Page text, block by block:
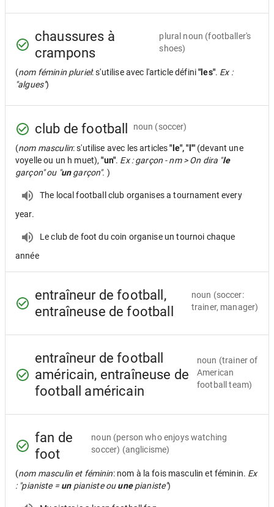
chaussures à
crampons
plural noun (footballer's
shoes)
(nom féminin pluriel: s'utilise avec l'article défini"les". Ex :
"algues")
club de football noun (soccer)
(nom masculin: s'utilise avec les articles"le", "l'" (devant une
voyelle ou un h muet),"un". Ex : garçon - nm > On dira "le
garçon" ou "ungarçon". )
The local football club organises a tournament every
year.
Le club de foot du coin organise un tournoi chaque
année
entraîneur de football,
entraîneuse de football
noun (soccer:
trainer, manager)
entraîneur de football
américain, entraîneuse de
football américain
noun (trainer of
American
football team)
fan de
foot
noun (person who enjoys watching
soccer) (anglicisme)
(nom masculin et féminin: nom à la fois masculin et féminin. Ex
: "pianiste =unpianiste ouunepianiste")